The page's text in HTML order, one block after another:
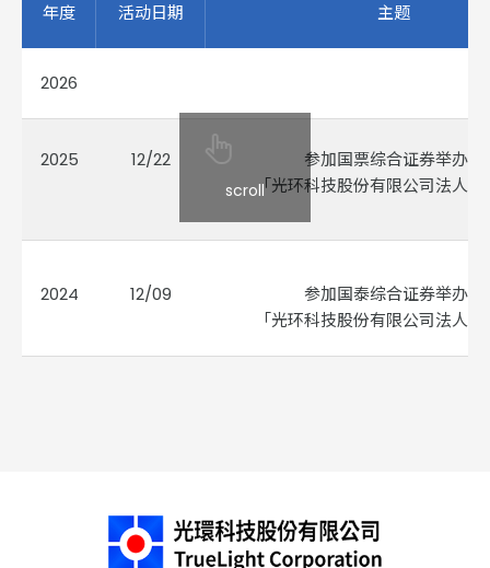
scroll
年度 活动日期 主题
2026
2025 12/22 参加国票综合证券举办之
「光环科技股份有限公司法人说
2024 12/09
参加国泰综合证券举办之
「光环科技股份有限公司法人